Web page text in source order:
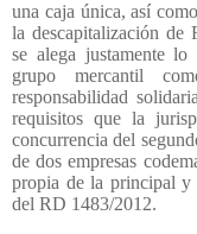
una caja única, así
la descapitalización de
se alega justamente
grupo mercantil
responsabilidad
requisitos que la
concurrencia del
de dos empresas
propia de la principal
del RD 1483/2012.